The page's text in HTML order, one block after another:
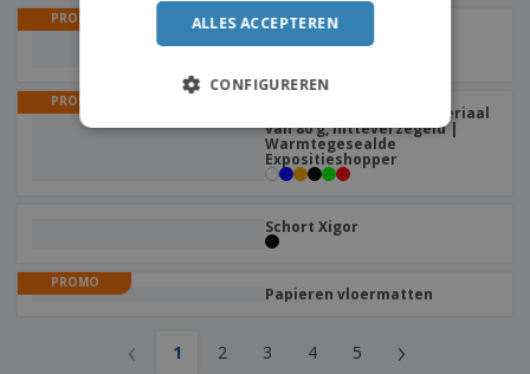
PROMO
Met magneet PARIS |
Flessenopener
PROMO
Klein niet-geweven materiaal
van 80 g, hitteverzegeld |
Warmtegesealde
Expositieshopper
Schort Xigor
PROMO
Papieren vloermatten
‹ 1 2 3 4 5 ›
ALLES ACCEPTEREN
CONFIGUREREN